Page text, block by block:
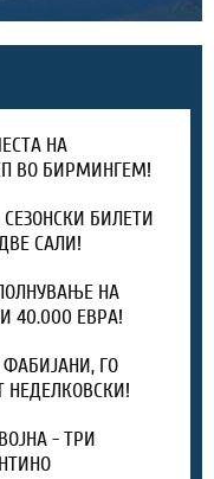
НА
ВО БИРМИНГЕМ!
БИЛЕТИ
САЛИ!
НА
40.000 ЕВРА!
ГО
НЕДЕЛКОВСКИ!
- ТРИ